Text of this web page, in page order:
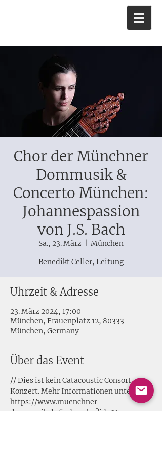
Chor der Münchner
Dommusik &
Concerto München:
Johannespassion
von J.S. Bach
Sa., 23. März
München
Benedikt Celler, Leitung
Uhrzeit & Adresse
23. März 2024, 17:00
München, Frauenplatz 12, 80333
München, Germany
Über das Event
// Dies ist kein Catacoustic Consort
Konzert. Mehr Informationen unter
https://www.muenchner-
dommusik.de/index.php?id=31